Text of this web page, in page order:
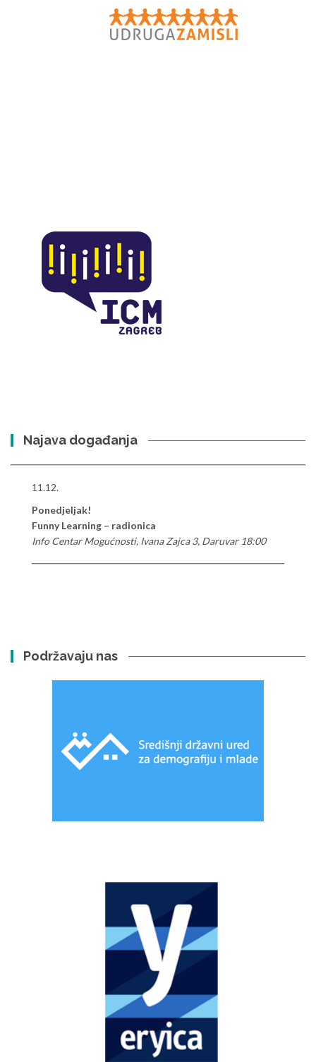
Najava događanja
11.12.
Ponedjeljak!
Funny Learning – radionica
Info Centar Mogućnosti, Ivana Zajca 3, Daruvar 18:00
Podržavaju nas